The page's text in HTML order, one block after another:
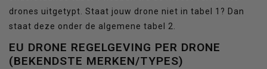
drones uitgetypt. Staat jouw drone niet in tabel 1? Dan
staat deze onder de algemene tabel 2.
EU DRONE REGELGEVING PER DRONE
(BEKENDSTE MERKEN/TYPES)